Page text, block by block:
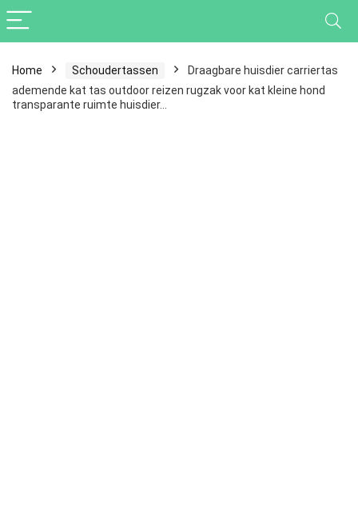
Home Schoudertassen
Draagbare huisdier carriertas
ademende kat tas outdoor reizen rugzak voor kat kleine hond
transparante ruimte huisdier…